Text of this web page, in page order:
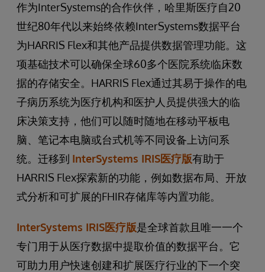
作为InterSystems的合作伙伴，哈里斯医疗自20
世纪80年代以来始终依赖InterSystems数据平台
为HARRIS Flex和其他产品提供数据管理功能。这
项基础技术可以确保全球60多个医院系统临床数
据的存储安全。HARRIS Flex通过其易于操作的电
子病历系统为医疗机构和医护人员提供强大的临
床决策支持，他们可以随时随地在移动平板电
脑、笔记本电脑或台式机等不同设备上访问系
统。迁移到 InterSystems IRIS医疗版有助于
HARRIS Flex探索新的功能，例如数据布局、开放
式分析和可扩展的FHIR存储库等内置功能。
InterSystems IRIS医疗版是全球首款且唯一一个
专门用于从医疗数据中提取价值的数据平台。它
可助力用户快速创建和扩展医疗行业的下一个突